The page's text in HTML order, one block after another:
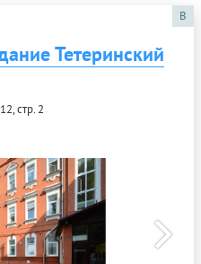
B
Тетеринский
стр. 2